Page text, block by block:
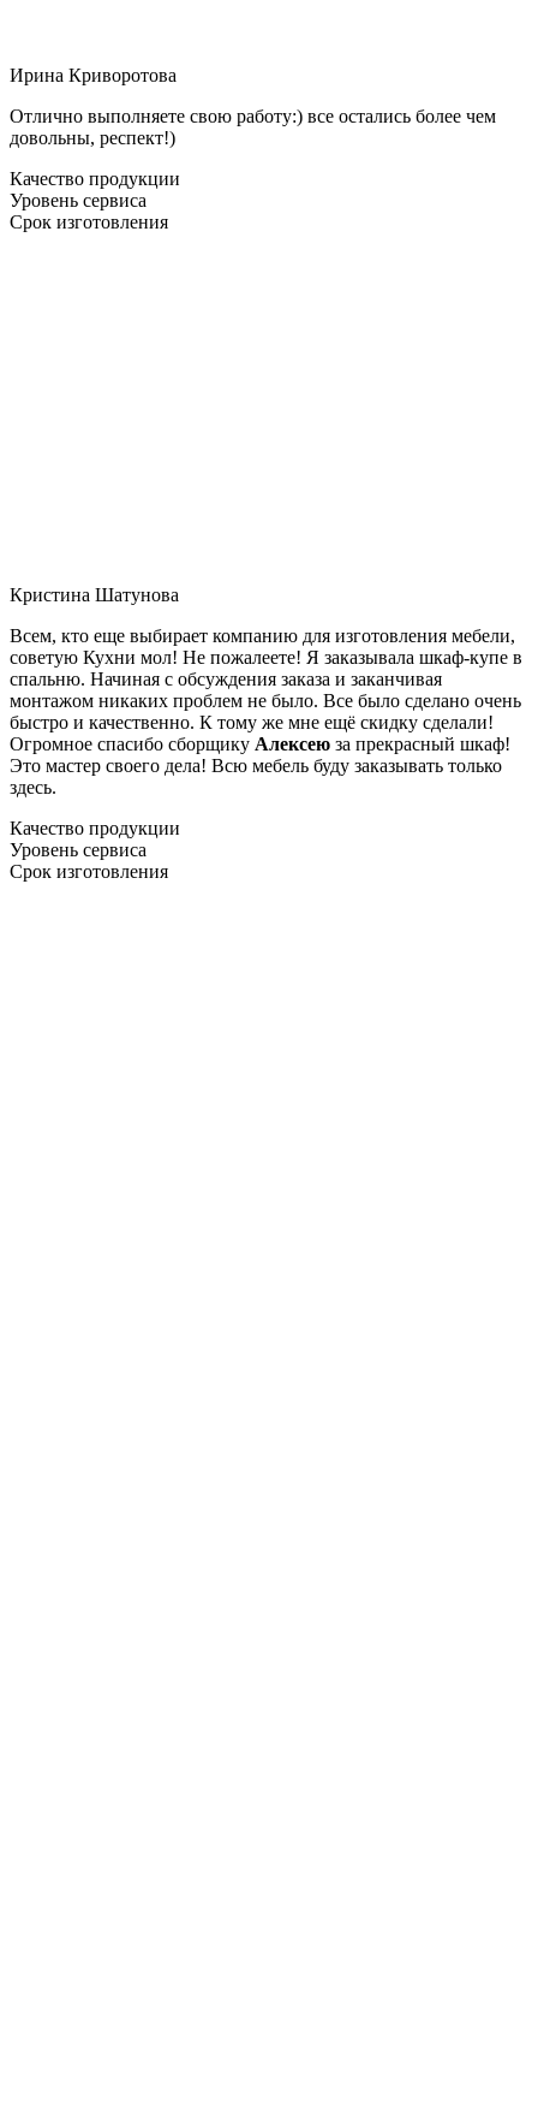
Ирина Криворотова
Отлично выполняете свою работу:) все остались более чем
довольны, респект!)
Качество продукции
Уровень сервиса
Срок изготовления
Кристина Шатунова
Всем, кто еще выбирает компанию для изготовления мебели,
советую Кухни мол! Не пожалеете! Я заказывала шкаф-купе в
спальню. Начиная с обсуждения заказа и заканчивая
монтажом никаких проблем не было. Все было сделано очень
быстро и качественно. К тому же мне ещё скидку сделали!
Огромное спасибо сборщику Алексею за прекрасный шкаф!
Это мастер своего дела! Всю мебель буду заказывать только
здесь.
Качество продукции
Уровень сервиса
Срок изготовления